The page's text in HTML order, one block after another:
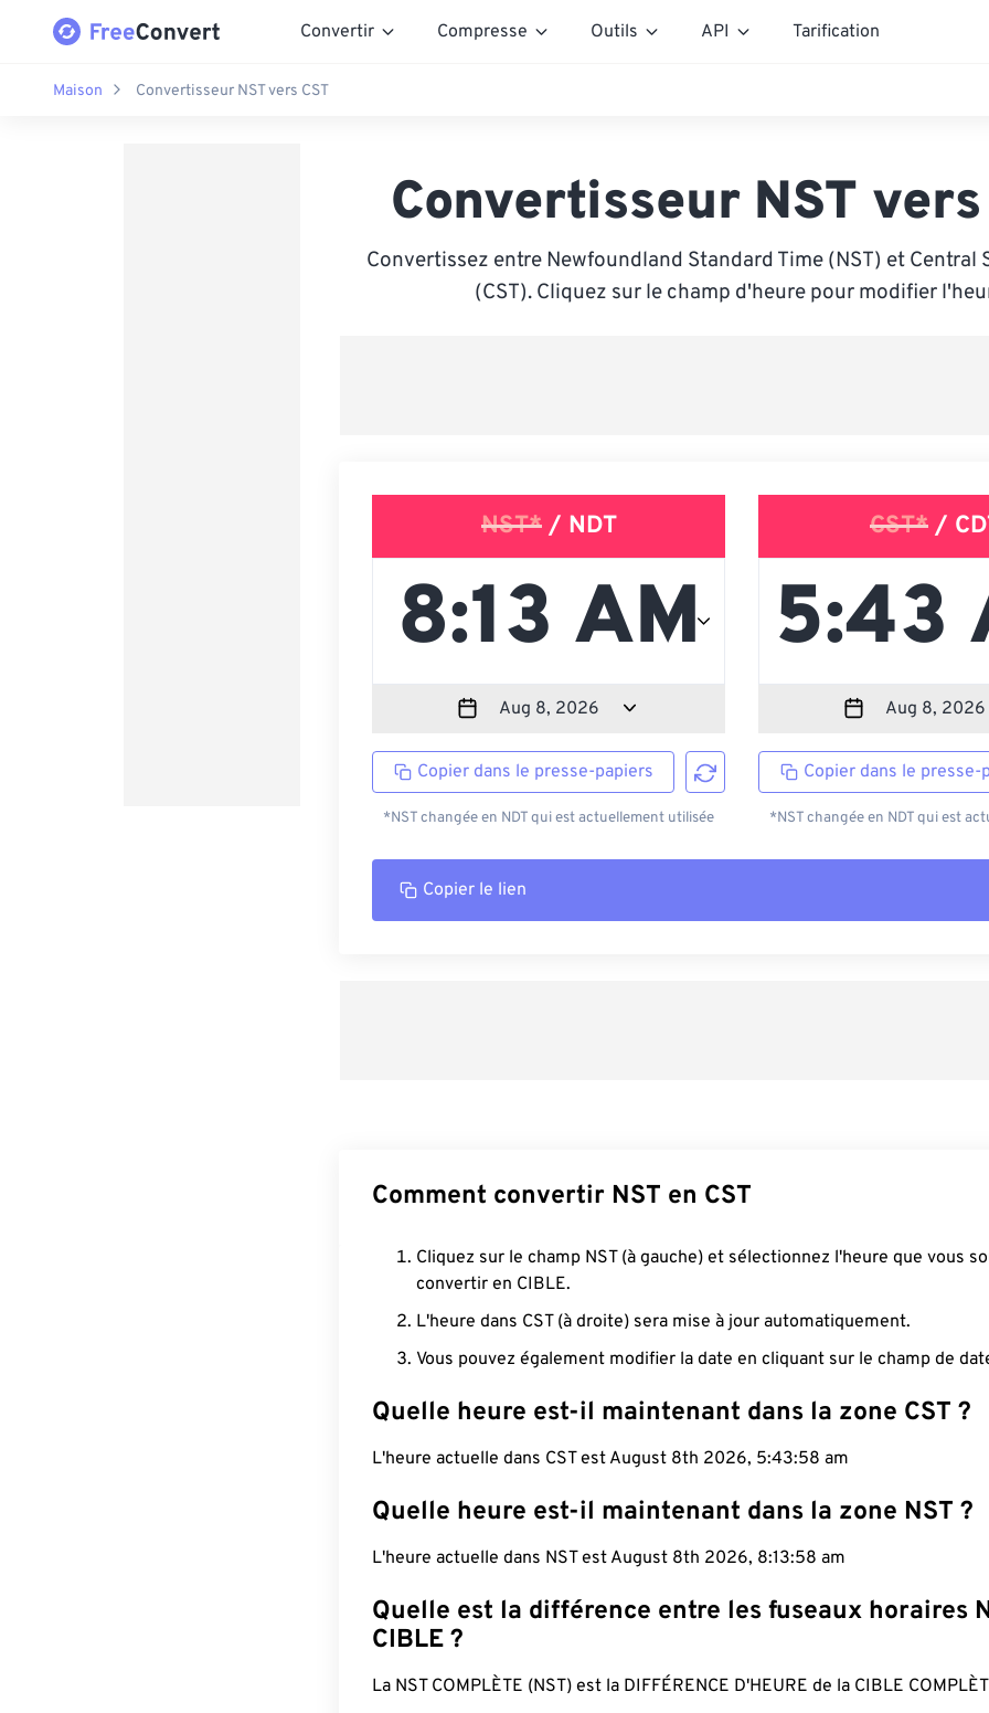
Convertir Compresse Outils API Tarification
Maison Convertisseur NST vers CST
Convertisseur NST vers
Convertissez entre Newfoundland Standard Time (NST) et Central
(CST). Cliquez sur le champ d'heure pour modifier
NST*/ NDT
Copier dans le presse-papiers
*NST changée en NDT qui est actuellement utilisée
CST*/
Copier dans le presse-
*NST changée en NDT qui est
Copier le lien
Comment convertir NST en CST
Cliquez sur le champ NST (à gauche) et sélectionnez l'heure que vous
convertir en CIBLE.
L'heure dans CST (à droite) sera mise à jour automatiquement.
Vous pouvez également modifier la date en cliquant sur le champ de
Quelle heure est-il maintenant dans la zone CST ?
L'heure actuelle dans CST est August 8th 2026, 5:43:59 am
Quelle heure est-il maintenant dans la zone NST ?
L'heure actuelle dans NST est August 8th 2026, 8:13:59 am
Quelle est la différence entre les fuseaux horaires
CIBLE ?
La NST COMPLÈTE (NST) est la DIFFÉRENCE D'HEURE de la CIBLE